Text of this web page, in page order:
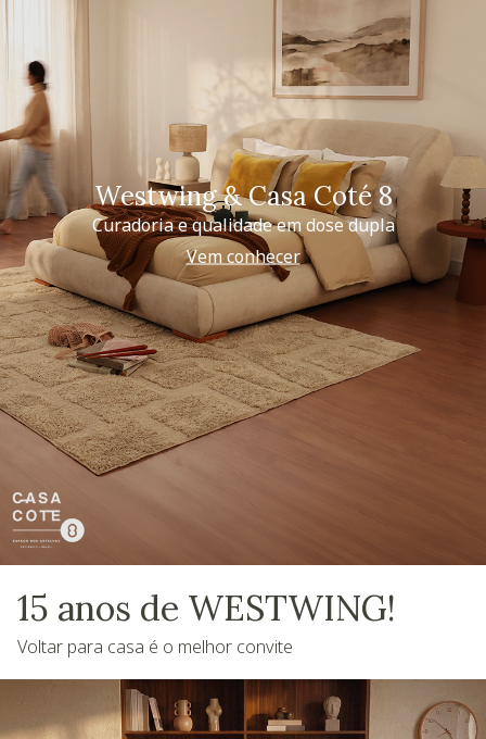
Westwing & Casa Coté 8
Curadoria e qualidade em dose dupla
Vem conhecer
15 anos de WESTWING!
Voltar para casa é o melhor convite